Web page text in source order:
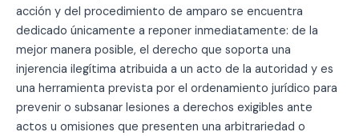
acción y del procedimiento de amparo se encuentra
dedicado únicamente a reponer inmediatamente: de la
mejor manera posible, el derecho que soporta una
injerencia ilegítima atribuida a un acto de la autoridad y es
una herramienta prevista por el ordenamiento jurídico para
prevenir o subsanar lesiones a derechos exigibles ante
actos u omisiones que presenten una arbitrariedad o